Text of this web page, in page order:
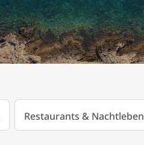
Restaurants & Nachtleben